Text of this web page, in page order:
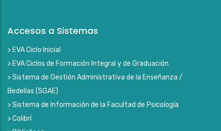
Accesos a Sistemas
> EVA Ciclo Inicial
> EVA Ciclos de Formación Integral y de Graduación
> Sistema de Gestión Administrativa de la Enseñanza /
Bedelías (SGAE)
> Sistema de Información de la Facultad de Psicología
> Colibrí